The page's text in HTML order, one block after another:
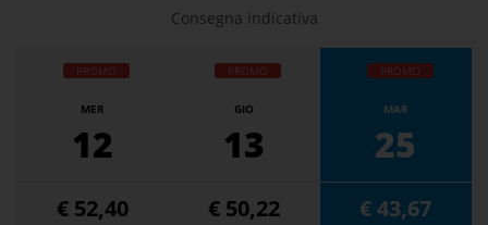
Consegna indicativa
PROMO
MER
12
€ 52,40
PROMO
GIO
13
€ 50,22
PROMO
MAR
25
€ 43,67